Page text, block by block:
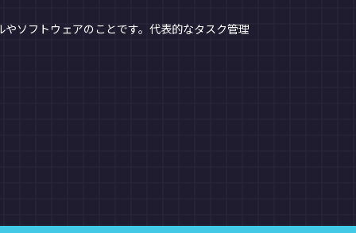
ソフトウェアのことです。代表的なタスク管理